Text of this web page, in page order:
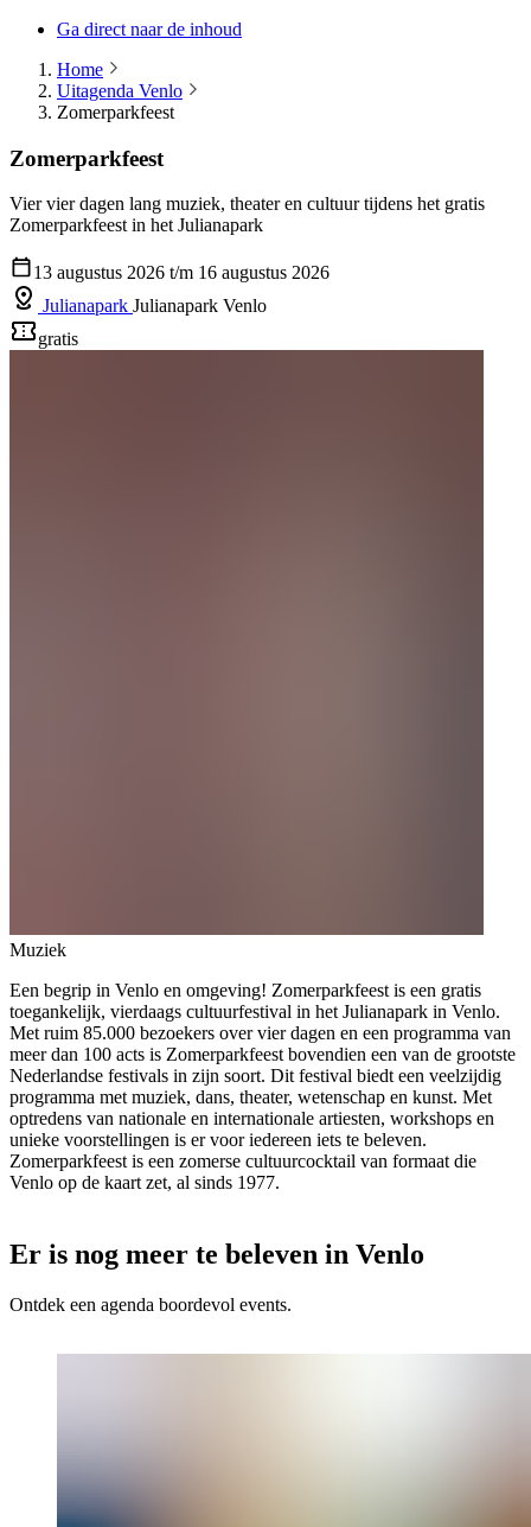
Ga direct naar de inhoud
Home
Uitagenda Venlo
Zomerparkfeest
Zomerparkfeest
Vier vier dagen lang muziek, theater en cultuur tijdens het gratis
Zomerparkfeest in het Julianapark
13 augustus 2026 t/m 16 augustus 2026
Julianapark Julianapark Venlo
gratis
Muziek
Een begrip in Venlo en omgeving! Zomerparkfeest is een gratis
toegankelijk, vierdaags cultuurfestival in het Julianapark in Venlo.
Met ruim 85.000 bezoekers over vier dagen en een programma van
meer dan 100 acts is Zomerparkfeest bovendien een van de grootste
Nederlandse festivals in zijn soort. Dit festival biedt een veelzijdig
programma met muziek, dans, theater, wetenschap en kunst. Met
optredens van nationale en internationale artiesten, workshops en
unieke voorstellingen is er voor iedereen iets te beleven.
Zomerparkfeest is een zomerse cultuurcocktail van formaat die
Venlo op de kaart zet, al sinds 1977.
Er is nog meer te beleven in Venlo
Ontdek een agenda boordevol events.